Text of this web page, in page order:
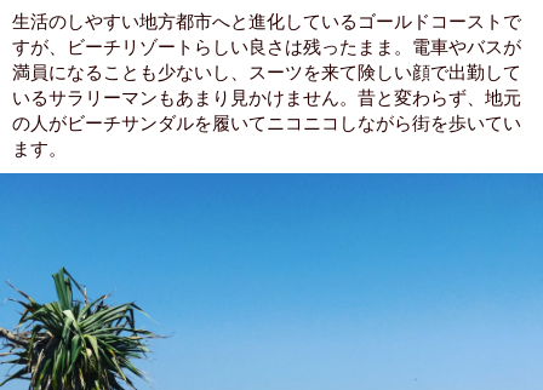
生活のしやすい地方都市へと進化しているゴールドコーストで
すが、ビーチリゾートらしい良さは残ったまま。電車やバスが
満員になることも少ないし、スーツを来て険しい顔で出勤して
いるサラリーマンもあまり見かけません。昔と変わらず、地元
の人がビーチサンダルを履いてニコニコしながら街を歩いてい
ます。